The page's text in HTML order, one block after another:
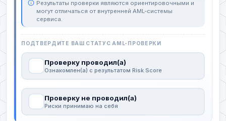
Результаты проверки являются ориентировочными и
могут отличаться от внутренней AML-системы
сервиса.
ПОДТВЕРДИТЕ ВАШ СТАТУС AML-ПРОВЕРКИ
Проверку проводил(а)
Ознакомлен(а) с результатом Risk Score
Проверку не проводил(а)
Риски принимаю на себя